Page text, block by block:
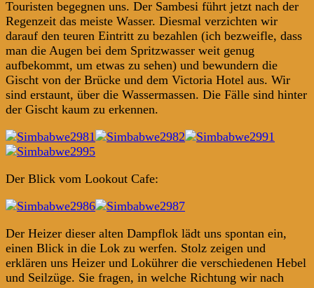
Touristen begegnen uns. Der Sambesi führt jetzt nach der
Regenzeit das meiste Wasser. Diesmal verzichten wir
darauf den teuren Eintritt zu bezahlen (ich bezweifle, dass
man die Augen bei dem Spritzwasser weit genug
aufbekommt, um etwas zu sehen) und bewundern die
Gischt von der Brücke und dem Victoria Hotel aus. Wir
sind erstaunt, über die Wassermassen. Die Fälle sind hinter
der Gischt kaum zu erkennen.
Der Blick vom Lookout Cafe:
Der Heizer dieser alten Dampflok lädt uns spontan ein,
einen Blick in die Lok zu werfen. Stolz zeigen und
erklären uns Heizer und Lokührer die verschiedenen Hebel
und Seilzüge. Sie fragen, in welche Richtung wir nach